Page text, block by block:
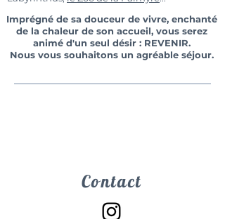
Imprégné de sa douceur de vivre, enchanté
de la chaleur de son accueil, vous serez
animé d'un seul désir : REVENIR.
Nous vous souhaitons un agréable séjour.
Contact